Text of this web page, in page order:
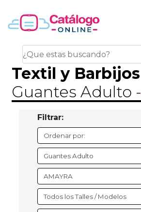
Textil y Barbijos
Guantes Adulto -
Filtrar: